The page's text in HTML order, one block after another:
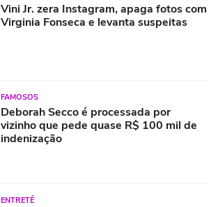
Vini Jr. zera Instagram, apaga fotos com
Virginia Fonseca e levanta suspeitas
FAMOSOS
Deborah Secco é processada por
vizinho que pede quase R$ 100 mil de
indenização
ENTRETÊ